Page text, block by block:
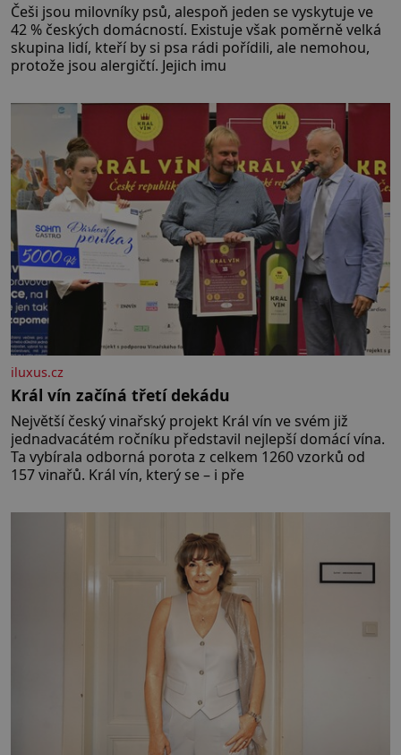
Češi jsou milovníky psů, alespoň jeden se vyskytuje ve
42 % českých domácností. Existuje však poměrně velká
skupina lidí, kteří by si psa rádi pořídili, ale nemohou,
protože jsou alergičtí. Jejich imu
iluxus.cz
Král vín začíná třetí dekádu
Největší český vinařský projekt Král vín ve svém již
jednadvacátém ročníku představil nejlepší domácí vína.
Ta vybírala odborná porota z celkem 1260 vzorků od
157 vinařů. Král vín, který se – i pře